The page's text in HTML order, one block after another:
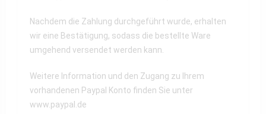
Nachdem die Zahlung durchgeführt wurde, erhalten
wir eine Bestätigung, sodass die bestellte Ware
umgehend versendet werden kann.
Weitere Information und den Zugang zu Ihrem
vorhandenen Paypal Konto finden Sie unter
www.paypal.de